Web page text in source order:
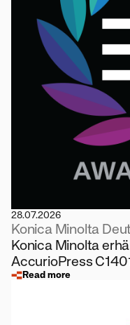
28.07.2026
Konica Minolta
Konica Minolta
AccurioPress
Read more